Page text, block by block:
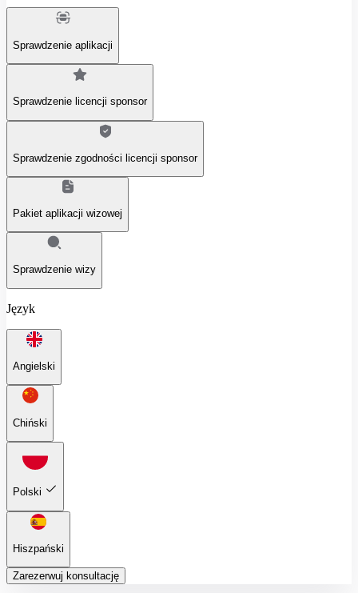
Sprawdzenie aplikacji
Sprawdzenie licencji sponsor
Sprawdzenie zgodności licencji sponsor
Pakiet aplikacji wizowej
Sprawdzenie wizy
Język
Angielski
Chiński
Polski
Hiszpański
Zarezerwuj konsultację